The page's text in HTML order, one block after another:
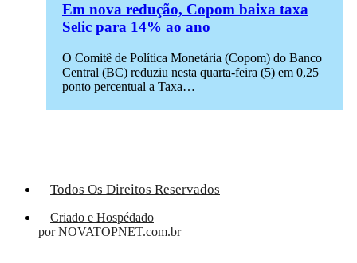
Em nova redução, Copom baixa taxa
Selic para 14% ao ano
O Comitê de Política Monetária (Copom) do Banco
Central (BC) reduziu nesta quarta-feira (5) em 0,25
ponto percentual a Taxa…
Todos Os Direitos Reservados
Criado e Hospédado
por NOVATOPNET.com.br